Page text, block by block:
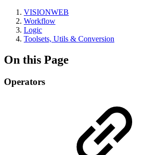
VISIONWEB
Workflow
Logic
Toolsets, Utils & Conversion
On this Page
Operators